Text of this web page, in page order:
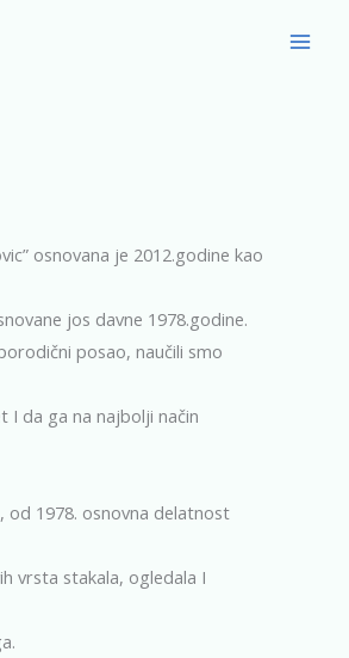
osnovana je 2012.godine kao
jos davne 1978.godine.
posao, naučili smo
I da ga na najbolji način
od 1978. osnovna delatnost
vrsta stakala, ogledala I